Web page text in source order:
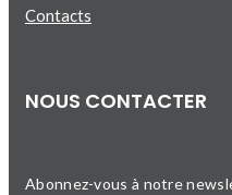
Contacts
NOUS CONTACTER
Abonnez-vous à notre